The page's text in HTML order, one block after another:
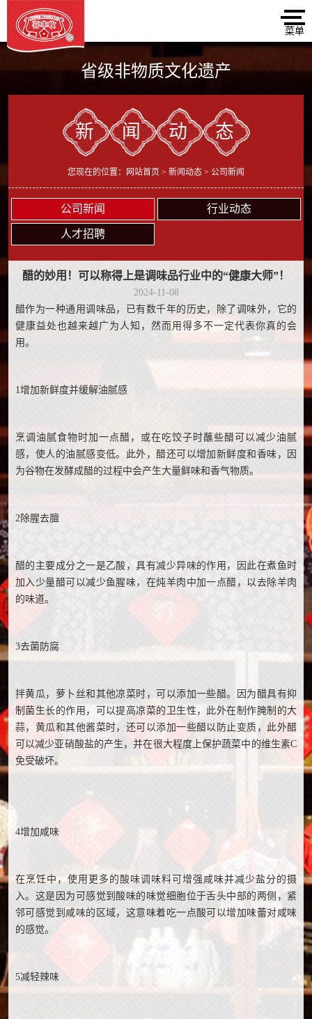
省级非物质文化遗产
新闻动态
您现在的位置： 网站首页 > 新闻动态 > 公司新闻
公司新闻 行业动态
人才招聘
醋的妙用！可以称得上是调味品行业中的“健康大师”！
2024-11-08
醋作为一种通用调味品，已有数千年的历史，除了调味外，它的
健康益处也越来越广为人知，然而用得多不一定代表你真的会
用。
1增加新鲜度并缓解油腻感
烹调油腻食物时加一点醋，或在吃饺子时蘸些醋可以减少油腻
感，使人的油腻感变低。此外，醋还可以增加新鲜度和香味，因
为谷物在发酵成醋的过程中会产生大量鲜味和香气物质。
2除腥去膻
醋的主要成分之一是乙酸，具有减少异味的作用，因此在煮鱼时
加入少量醋可以减少鱼腥味，在炖羊肉中加一点醋，以去除羊肉
的味道。
3去菌防腐
拌黄瓜，萝卜丝和其他凉菜时，可以添加一些醋。因为醋具有抑
制菌生长的作用，可以提高凉菜的卫生性，此外在制作腌制的大
蒜，黄瓜和其他酱菜时，还可以添加一些醋以防止变质，此外醋
可以减少亚硝酸盐的产生，并在很大程度上保护蔬菜中的维生素C
免受破坏。
4增加咸味
在烹饪中，使用更多的酸味调味料可增强咸味并减少盐分的摄
入。这是因为可感觉到酸味的味觉细胞位于舌头中部的两侧，紧
邻可感觉到咸味的区域，这意味着吃一点酸可以增加味蕾对咸味
的感觉。
5减轻辣味